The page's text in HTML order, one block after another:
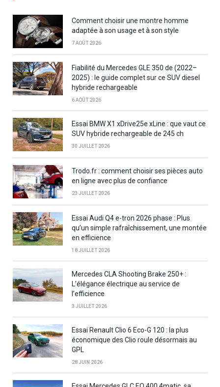
Comment choisir une montre homme
adaptée à son usage et à son style
7 AOÛT 2026
Fiabilité du Mercedes GLE 350 de (2022–
2025) : le guide complet sur ce SUV diesel
hybride rechargeable
6 AOÛT 2026
Essai BMW X1 xDrive25e xLine : que vaut ce
SUV hybride rechargeable de 245 ch
30 JUILLET 2026
Trodo.fr : comment choisir ses pièces auto
en ligne avec plus de confiance
23 JUILLET 2026
Essai Audi Q4 e-tron 2026 phase : Plus
qu’un simple rafraîchissement, une montée
en efficience
18 JUILLET 2026
Mercedes CLA Shooting Brake 250+ :
L’élégance électrique au service de
l’efficience
3 JUILLET 2026
Essai Renault Clio 6 Eco-G 120 : la plus
économique des Clio roule désormais au
GPL
28 JUIN 2026